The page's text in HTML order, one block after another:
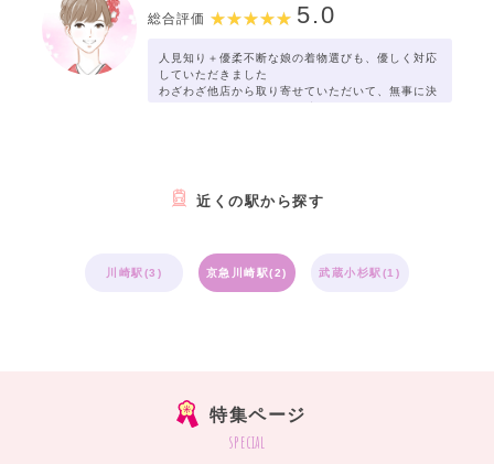
総合評価 5.0
人見知り＋優柔不断な娘の着物選びも、優しく対応
していただきました
わざわざ他店から取り寄せていただいて、無事に決
近くの駅から探す
川崎駅(3) 京急川崎駅(2) 武蔵小杉駅(1)
特集ページ
special